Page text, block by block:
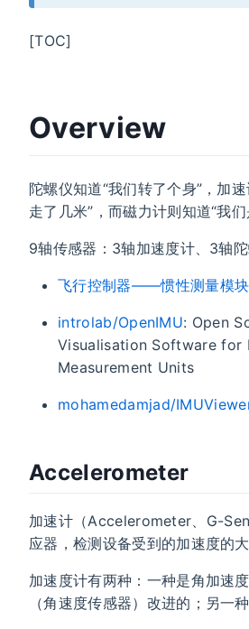
[TOC]
Overview
陀螺仪知道“我们转了个身”，加
走了几米”，而磁力计则知道“我们
9轴传感器：3轴加速度计、3轴
飞行控制器——惯性测量模
introlab/OpenIMU: Open
Visualisation Software for
Measurement Units
mohamedamjad/
Accelerometer
加速计（Accelerometer、G-
应器，检测设备受到的加速度的大
加速度计有两种：一种是角加速
（角速度传感器）改进的；另一